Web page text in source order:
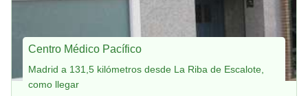
Centro Médico Pacífico
Madrid a 131,5 kilómetros desde La Riba de Escalote,
como llegar